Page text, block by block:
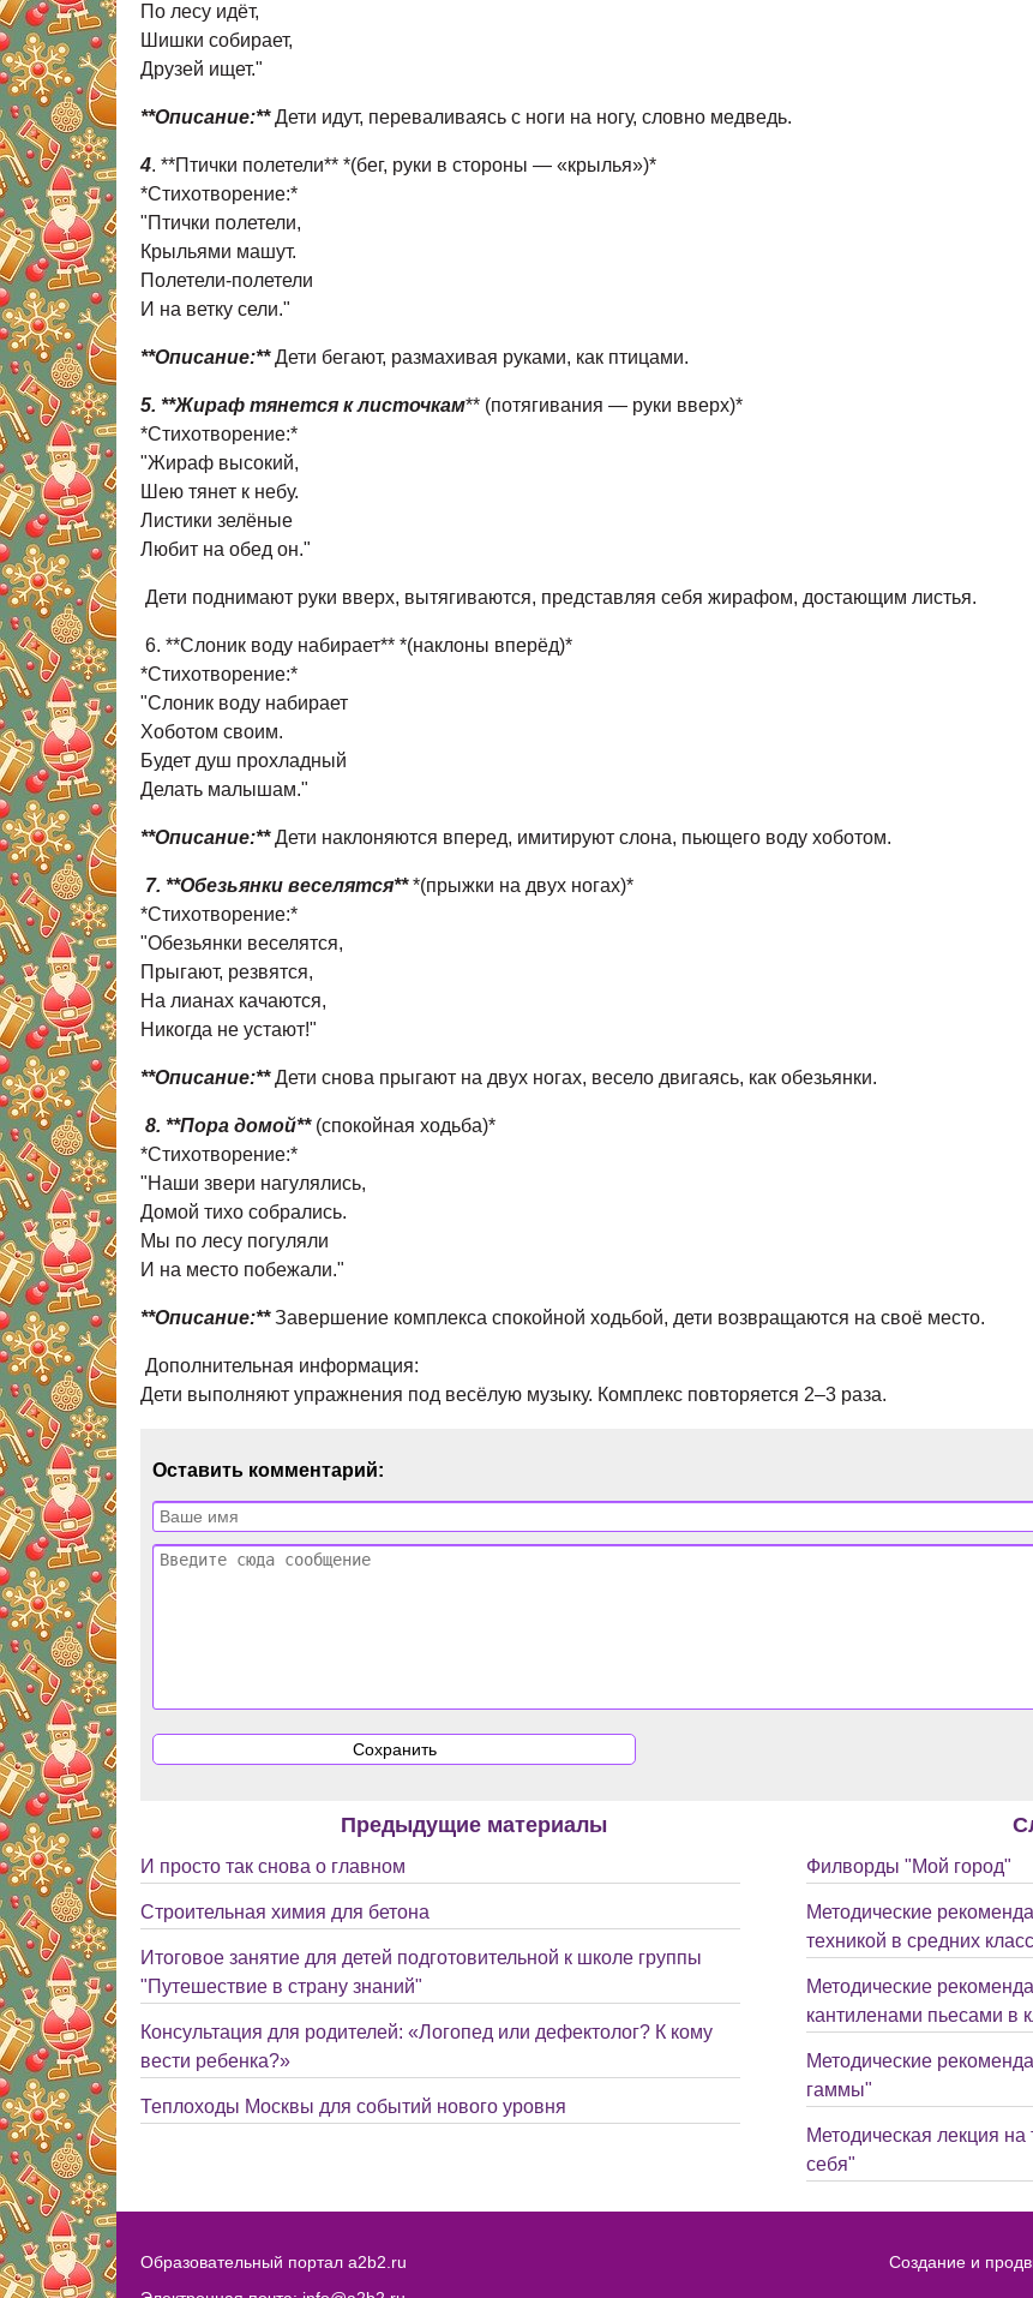
По лесу идёт,
Шишки собирает,
Друзей ищет."
**Описание:** Дети идут, переваливаясь с ноги на ногу, словно медведь.
4. **Птички полетели** *(бег, руки в стороны — «крылья»)*
*Стихотворение:*
"Птички полетели,
Крыльями машут.
Полетели-полетели
И на ветку сели."
**Описание:**Дети бегают, размахивая руками, как птицами.
5. **Жираф тянется к листочкам** (потягивания — руки вверх)*
*Стихотворение:*
"Жираф высокий,
Шею тянет к небу.
Листики зелёные
Любит на обед он."
Дети поднимают руки вверх, вытягиваются, представляя себя жирафом, достающим листья.
6. **Слоник воду набирает** *(наклоны вперёд)*
*Стихотворение:*
"Слоник воду набирает
Хоботом своим.
Будет душ прохладный
Делать малышам."
**Описание:**Дети наклоняются вперед, имитируют слона, пьющего воду хоботом.
7. **Обезьянки веселятся***(прыжки на двух ногах)*
*Стихотворение:*
"Обезьянки веселятся,
Прыгают, резвятся,
На лианах качаются,
Никогда не устают!"
**Описание:**Дети снова прыгают на двух ногах, весело двигаясь, как обезьянки.
8. **Пора домой**(спокойная ходьба)*
*Стихотворение:*
"Наши звери нагулялись,
Домой тихо собрались.
Мы по лесу погуляли
И на место побежали."
**Описание:**Завершение комплекса спокойной ходьбой, дети возвращаются на своё место.
Дополнительная информация:
Дети выполняют упражнения под весёлую музыку. Комплекс повторяется 2–3 раза.
Оставить комментарий:
Предыдущие материалы
И просто так снова о главном
Строительная химия для бетона
Итоговое занятие для детей подготовительной к школе группы
"Путешествие в страну знаний"
Консультация для родителей: «Логопед или дефектолог? К кому
вести ребенка?»
Теплоходы Москвы для событий нового уровня
Филворды "Мой город"
Методические
техникой в средних
Методические
кантиленами пьесами в
Методические
гаммы"
Методическая лекция
себя"
Образовательный портал a2b2.ru
Создание и